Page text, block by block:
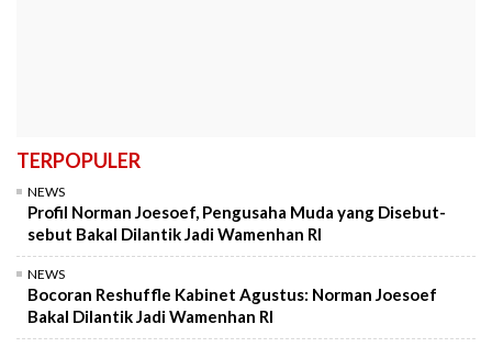
TERPOPULER
NEWS
Profil Norman Joesoef, Pengusaha Muda yang Disebut-
sebut Bakal Dilantik Jadi Wamenhan RI
NEWS
Bocoran Reshuffle Kabinet Agustus: Norman Joesoef
Bakal Dilantik Jadi Wamenhan RI